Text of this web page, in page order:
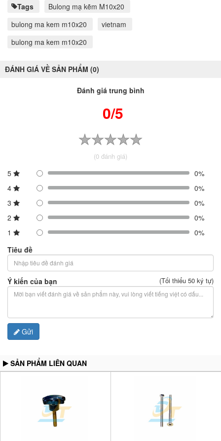
Tags
Bulong mạ kẽm M10x20
bulong ma kem m10x20
vietnam
bulong ma kem m10x20
ĐÁNH GIÁ VỀ SẢN PHẨM (0)
Đánh giá trung bình
0/5
(0 đánh giá)
5
0%
4
0%
3
0%
2
0%
1
0%
Tiêu đề
Ý kiến của bạn (Tối thiểu 50 ký tự)
Gửi
SẢN PHẨM LIÊN QUAN